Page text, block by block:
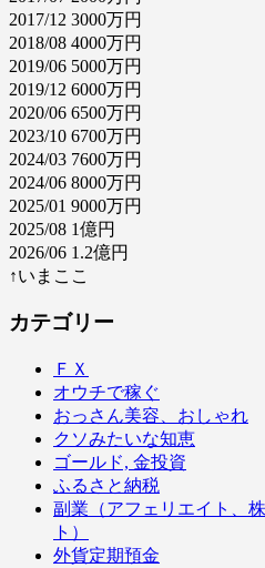
2017/12 3000万円
2018/08 4000万円
2019/06 5000万円
2019/12 6000万円
2020/06 6500万円
2023/10 6700万円
2024/03 7600万円
2024/06 8000万円
2025/01 9000万円
2025/08 1億円
2026/06 1.2億円
↑いまここ
カテゴリー
ＦＸ
オウチで稼ぐ
おっさん美容、おしゃれ
クソみたいな知恵
ゴールド, 金投資
ふるさと納税
副業（アフェリエイト、
ト）
外貨定期預金